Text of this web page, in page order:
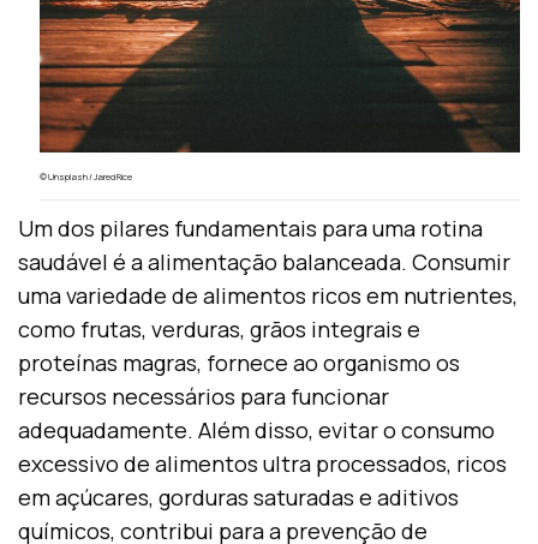
© Unsplash / Jared Rice
Um dos pilares fundamentais para uma rotina
saudável é a alimentação balanceada. Consumir
uma variedade de alimentos ricos em nutrientes,
como frutas, verduras, grãos integrais e
proteínas magras, fornece ao organismo os
recursos necessários para funcionar
adequadamente. Além disso, evitar o consumo
excessivo de alimentos ultra processados, ricos
em açúcares, gorduras saturadas e aditivos
químicos, contribui para a prevenção de